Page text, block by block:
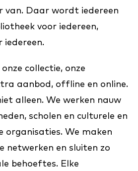
van. Daar wordt iedereen
voor iedereen,
iedereen.
collectie, onze
aanbod, offline en online.
alleen. We werken nauw
scholen en culturele en
organisaties. We maken
netwerken en sluiten zo
behoeftes. Elke